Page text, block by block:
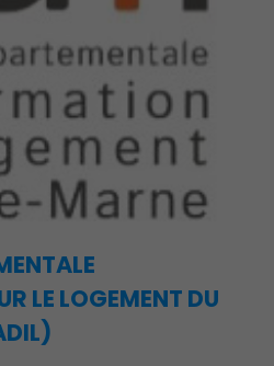
LE LOGEMENT DU